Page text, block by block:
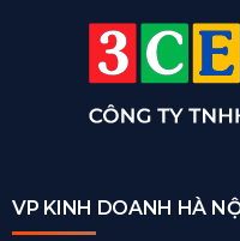
VP KINH DOANH HÀ